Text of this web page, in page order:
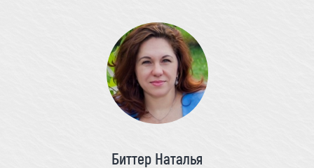
Биттер Наталья